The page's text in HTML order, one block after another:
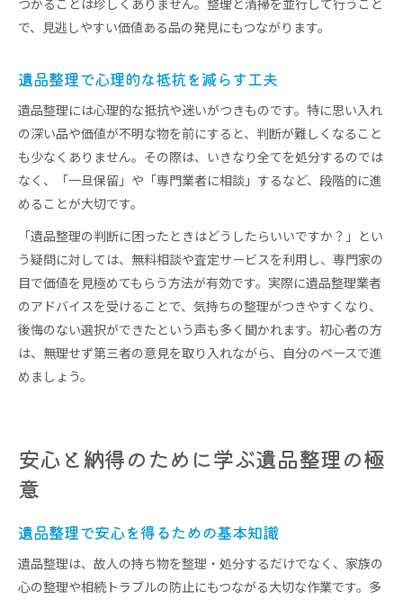
つかることは珍しくありません。整理と清掃を並行して行うこと
で、見逃しやすい価値ある品の発見にもつながります。
遺品整理で心理的な抵抗を減らす工夫
遺品整理には心理的な抵抗や迷いがつきものです。特に思い入れ
の深い品や価値が不明な物を前にすると、判断が難しくなること
も少なくありません。その際は、いきなり全てを処分するのでは
なく、「一旦保留」や「専門業者に相談」するなど、段階的に進
めることが大切です。
「遺品整理の判断に困ったときはどうしたらいいですか？」とい
う疑問に対しては、無料相談や査定サービスを利用し、専門家の
目で価値を見極めてもらう方法が有効です。実際に遺品整理業者
のアドバイスを受けることで、気持ちの整理がつきやすくなり、
後悔のない選択ができたという声も多く聞かれます。初心者の方
は、無理せず第三者の意見を取り入れながら、自分のペースで進
めましょう。
安心と納得のために学ぶ遺品整理の極
意
遺品整理で安心を得るための基本知識
遺品整理は、故人の持ち物を整理・処分するだけでなく、家族の
心の整理や相続トラブルの防止にもつながる大切な作業です。多